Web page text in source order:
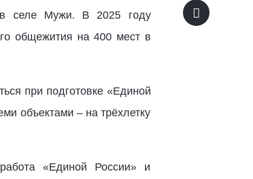
в селе Мужи. В 2025 году
общежития на 400 мест в
при подготовке «Единой
объектами – на трёхлетку
«Единой России» и